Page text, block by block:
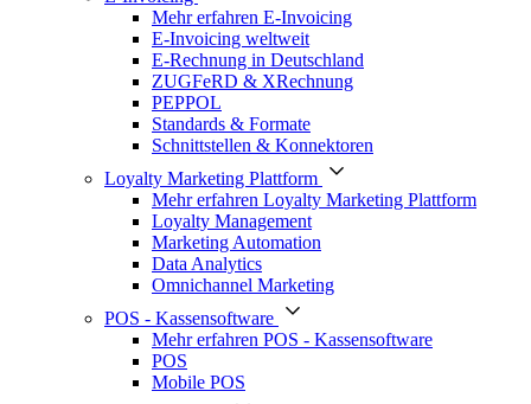
Mehr erfahren E-Invoicing
E-Invoicing weltweit
E-Rechnung in Deutschland
ZUGFeRD & XRechnung
PEPPOL
Standards & Formate
Schnittstellen & Konnektoren
Loyalty Marketing Plattform
Mehr erfahren Loyalty Marketing Plattform
Loyalty Management
Marketing Automation
Data Analytics
Omnichannel Marketing
POS - Kassensoftware
Mehr erfahren POS - Kassensoftware
POS
Mobile POS